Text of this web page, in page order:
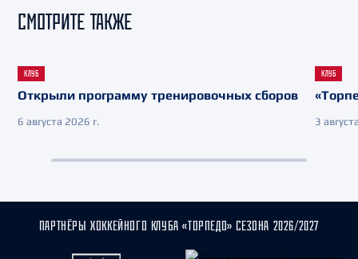
СМОТРИТЕ ТАКЖЕ
КЛУБ
Открыли программу тренировочных сборов
6 августа 2026 г.
КЛУБ
3
ПАРТНЁРЫ ХОККЕЙНОГО КЛУБА «ТОРПЕДО» СЕЗОНА 2026/2027